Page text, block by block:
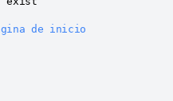
de inicio